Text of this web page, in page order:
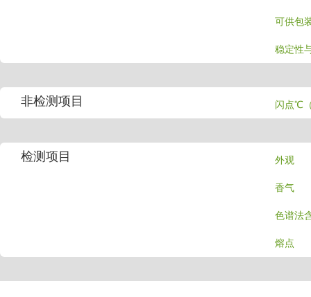
可供包
稳定性
非检测项目 闪点℃
检测项目 外观
香气
色谱法
熔点